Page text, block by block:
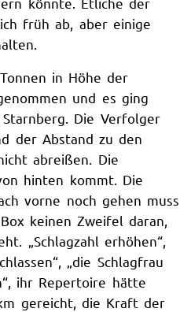
früh ab, aber einige
in Höhe der
und es ging
Die Verfolger
der Abstand zu den
abreißen. Die
hinten kommt. Die
vorne noch gehen muss
keinen Zweifel daran,
„Schlagzahl erhöhen“,
„die Schlagfrau
ihr Repertoire hätte
gereicht, die Kraft der